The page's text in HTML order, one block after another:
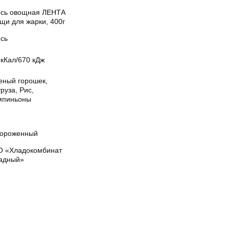
овощная ЛЕНТА
для жарки, 400г
670 кДж
горошек,
Рис,